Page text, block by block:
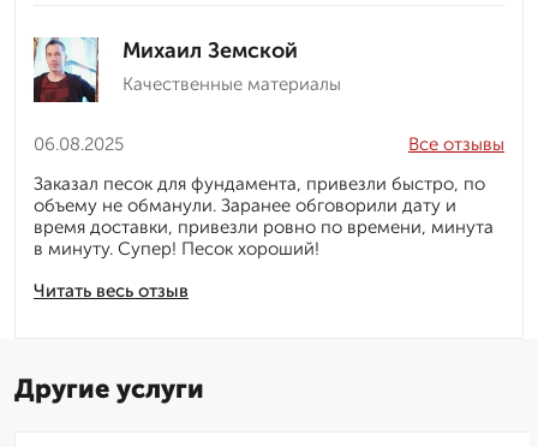
Михаил Земской
Качественные материалы
06.08.2025
Читать весь отзыв
Все отзывы
Заказал песок для фундамента, привезли быстро, по
объему не обманули. Заранее обговорили дату и
время доставки, привезли ровно по времени, минута
в минуту. Супер! Песок хороший!
Другие услуги